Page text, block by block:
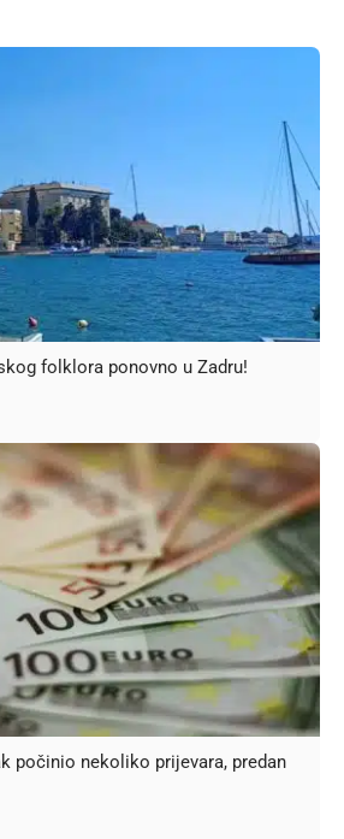
folklora ponovno u Zadru!
počinio nekoliko prijevara, predan